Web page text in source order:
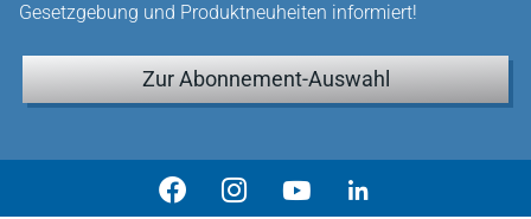
Gesetzgebung und Produktneuheiten informiert!
Zur Abonnement-Auswahl